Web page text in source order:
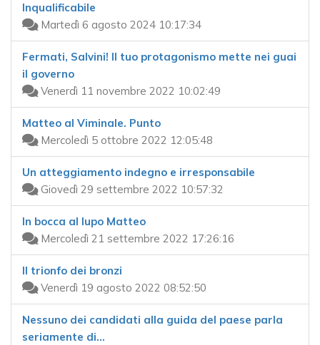
Inqualificabile
Martedì 6 agosto 2024 10:17:34
Fermati, Salvini! Il tuo protagonismo mette nei guai
il governo
Venerdì 11 novembre 2022 10:02:49
Matteo al Viminale. Punto
Mercoledì 5 ottobre 2022 12:05:48
Un atteggiamento indegno e irresponsabile
Giovedì 29 settembre 2022 10:57:32
In bocca al lupo Matteo
Mercoledì 21 settembre 2022 17:26:16
Il trionfo dei bronzi
Venerdì 19 agosto 2022 08:52:50
Nessuno dei candidati alla guida del paese parla
seriamente di…